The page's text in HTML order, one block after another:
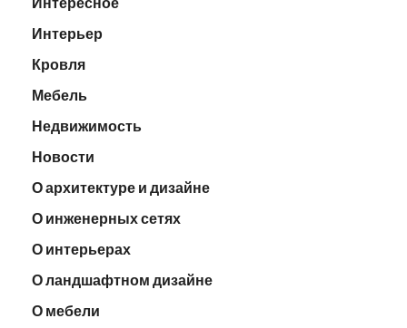
Интерьер
Кровля
Мебель
Недвижимость
Новости
О архитектуре и дизайне
О инженерных сетях
О интерьерах
О ландшафтном дизайне
О мебели